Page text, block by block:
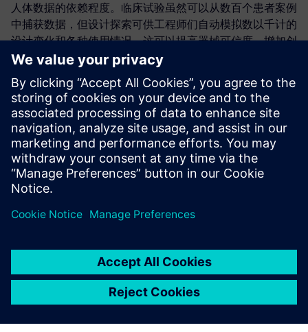
人体数据的依赖程度。临床试验虽然可以从数百个患者案例
中捕获数据，但设计探索可供工程师们自动模拟数以千计的
设计变化和各种使用情况。这可以提高器械可信度、增加创
新并降低临床试验成本。
这场综合性网络研讨会将通过透析管仿真示例明确医疗器械
开发过程中部署设计探索的优势所在。
主讲人：
托马斯·麦基尔万 (Thomas McIlwain)：华盛顿大学神经
工程学
亚伦·戈弗雷 (Aaron Godfrey)：Siemens Digital
Industries Software